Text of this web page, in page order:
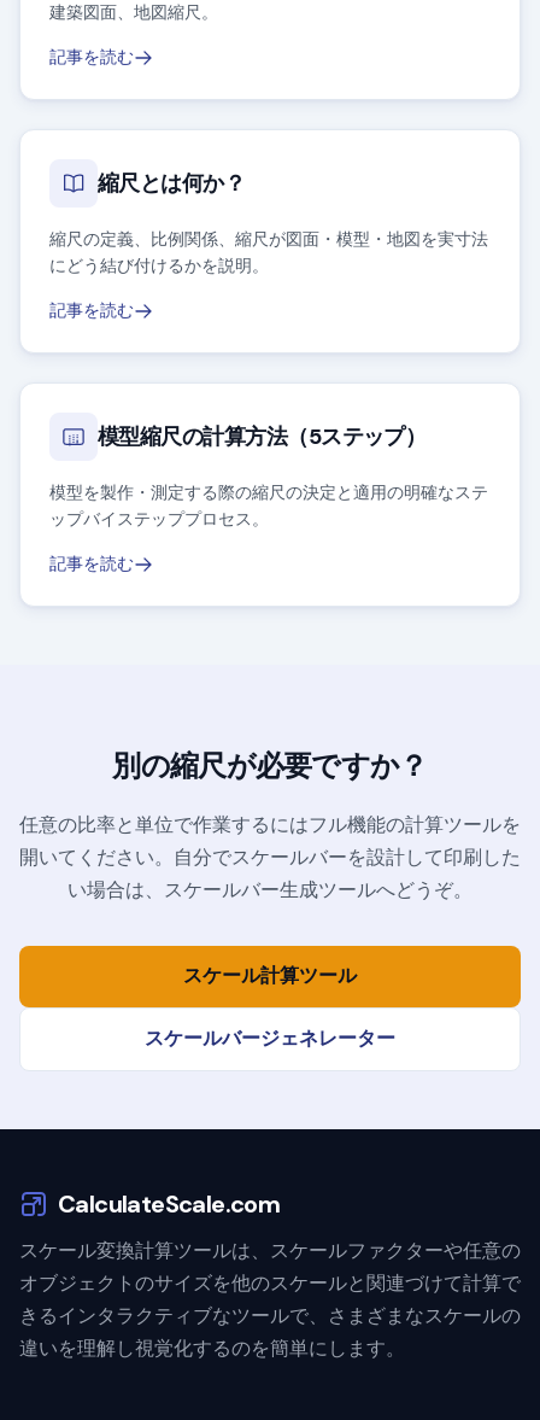
建築図面、地図縮尺。
記事を読む
縮尺とは何か？
縮尺の定義、比例関係、縮尺が図面・模型・地図を実寸法
にどう結び付けるかを説明。
記事を読む
模型縮尺の計算方法（5ステップ）
模型を製作・測定する際の縮尺の決定と適用の明確なステ
ップバイステッププロセス。
記事を読む
別の縮尺が必要ですか？
任意の比率と単位で作業するにはフル機能の計算ツールを
開いてください。自分でスケールバーを設計して印刷した
い場合は、スケールバー生成ツールへどうぞ。
スケール計算ツール
スケールバージェネレーター
CalculateScale.com
スケール変換計算ツールは、スケールファクターや任意の
オブジェクトのサイズを他のスケールと関連づけて計算で
きるインタラクティブなツールで、さまざまなスケールの
違いを理解し視覚化するのを簡単にします。